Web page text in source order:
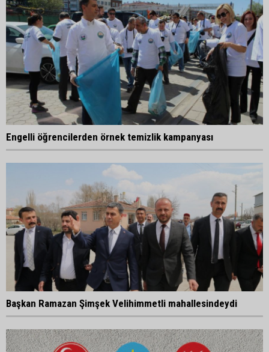
Engelli öğrencilerden örnek temizlik kampanyası
Başkan Ramazan Şimşek Velihimmetli mahallesindeydi